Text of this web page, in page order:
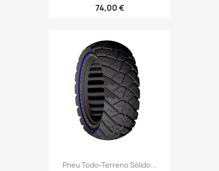
74,00 €
Pneu Todo-Terreno Sólido...